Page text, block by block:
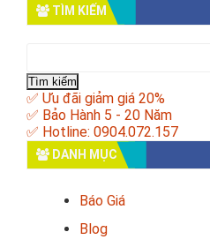
TÌM KIẾM
cho:
✅ Ưu đãi giảm giá 20%
✅ Bảo Hành 5 - 20 Năm
✅ Hotline: 0904.072.157
DANH MỤC
Báo Giá
Blog